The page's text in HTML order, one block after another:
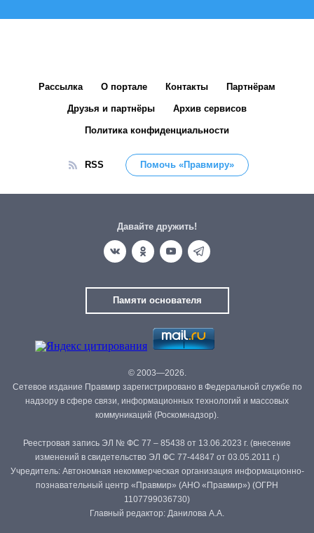
Рассылка О портале Контакты Партнёрам
Друзья и партнёры Архив сервисов
Политика конфиденциальности
RSS Помочь «Правмиру»
Давайте дружить!
Памяти основателя
© 2003—2026.
Сетевое издание Правмир зарегистрировано в Федеральной службе по
надзору в сфере связи, информационных технологий и массовых
коммуникаций (Роскомнадзор).
Реестровая запись ЭЛ № ФС 77 – 85438 от 13.06.2023 г. (внесение
изменений в свидетельство ЭЛ ФС 77-44847 от 03.05.2011 г.)
Учредитель: Автономная некоммерческая организация информационно-
познавательный центр «Правмир» (АНО «Правмир») (ОГРН
1107799036730)
Главный редактор: Данилова А.А.